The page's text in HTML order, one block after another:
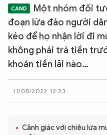
CÔNG AN TRONG LÒNG DÂN
XÃ HỘI
PHÁP LUẬT
Một nhóm đối
đoạn lừa đảo người
kéo để họ nhận lời đi
không phải trả tiền
khoản tiền lãi nào…
11/08/2022 12:23
Cảnh giác với chiêu lừa